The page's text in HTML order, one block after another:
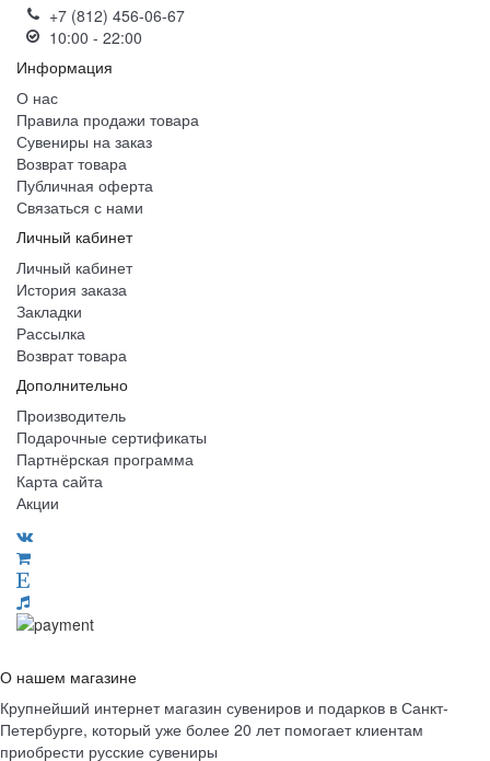
+7 (812) 456-06-67
10:00 - 22:00
Информация
О нас
Правила продажи товара
Сувениры на заказ
Возврат товара
Публичная оферта
Связаться с нами
Личный кабинет
Личный кабинет
История заказа
Закладки
Рассылка
Возврат товара
Дополнительно
Производитель
Подарочные сертификаты
Партнёрская программа
Карта сайта
Акции
О нашем магазине
Крупнейший интернет магазин сувениров и подарков в Санкт-
Петербурге, который уже более 20 лет помогает клиентам
приобрести русские сувениры